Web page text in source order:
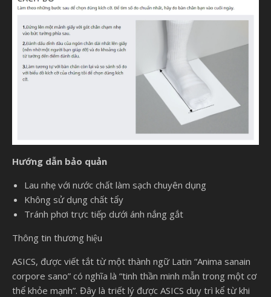
Hướng dẫn bảo quản
Lau nhẹ với nước chất làm sạch chuyên dụng
Không sử dụng chất tẩy
Tránh phơi trực tiếp dưới ánh nắng gắt
Thông tin thương hiệu
ASICS, được viết tắt từ một thành ngữ Latin “Anima sanain
corpore sano” có nghĩa là “tinh thần minh mẫn trong một cơ
thể khỏe mạnh”. Đây là triết lý được ASICS duy trì kể từ khi